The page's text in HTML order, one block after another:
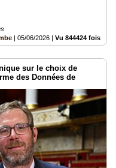
| 05/06/2026 | Vu 844424 fois
sur le choix de
des Données de